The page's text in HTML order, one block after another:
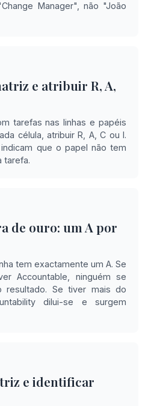
Manager", não "João
e atribuir R, A,
tarefas nas linhas e papéis
célula, atribuir R, A, C ou I.
que o papel não tem
tarefa.
de ouro: um A por
tem exactamente um A. Se
Accountable, ninguém se
resultado. Se tiver mais do
dilui-se e surgem
e identificar